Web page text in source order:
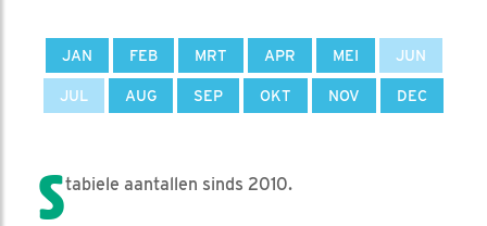
JAN FEB MRT APR MEI JUN
JUL AUG SEP OKT NOV DEC
Stabiele aantallen sinds 2010.